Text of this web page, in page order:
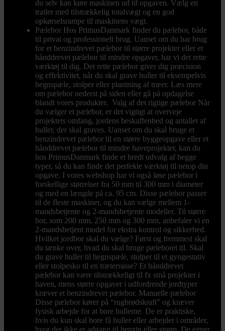
du selv kan køre maskinen ud til opgaven. Vælg en
trailer med tilstrækkelig totalvægt og en god
opkørselsrampe til maskinens vægt.
Pælebor Hos PrimusDanmark finder du pælebor, både
til privat og professionelt brug. Uanset om du har brug
for et benzindrevet pælebor til større projekter eller et
hånddrevet pælebor til mindre opgaver, har vi det rette
værktøj til dig. Det rette pælebor giver dig præcision
og effektivitet, når du skal grave huller til eksempelvis
hegnspæle, stolper eller plantning af træer. Læs mere
om pælebor nederst på siden eller gå på opdagelse
blandt vores produkter. Valg af det rigtige pælebor Når
du vælger et pælebor, er det vigtigt at overveje
projektets omfang, jordens beskaffenhed og antallet af
huller, der skal graves. Uanset om du skal bruge et
benzindrevet pælebor til en større byggeopgave eller et
hånddrevet pælebor til mindre haveprojekter, kan du
hos PrimusDanmark finde et bredt udvalg af begge
typer, så du kan finde det perfekte værktøj til netop din
opgave. I vores webshop har vi også løse pælebor i
forskellige størrelser fra 50 mm til 300 mm i diameter
og med en længde på ca. 95 cm. Disse pælebor passer
til de fleste maskiner, og du kan vælge mellem 1-
mandsbetjente og 2-mandsbetjente modeller. Til større
bor, som 200 mm, 250 mm og 300 mm, anbefaler vi en
2-mandsbetjent model for ekstra kontrol og sikkerhed.
Hvilket jordbor skal du vælge? Først og fremmest skal
du tænke over, hvad du skal bruge pæleboret til. Skal
du grave huller til hegnspæle, stolper til et gyngestativ
eller stolpesko til en træterrasse? Et hånddrevet
pælebor kan være tilstrækkeligt til fx små projekter i
haven, mens større opgaver i udfordrende jordtyper
kræver et benzindrevet pælebor. Manuelle pælebor
Disse pælebor kører på “rugbrødskraft” og kræver
fysisk arbejde for at bore hullerne. De er praktiske,
hvis du kun skal bore få huller eller arbejder i områder,